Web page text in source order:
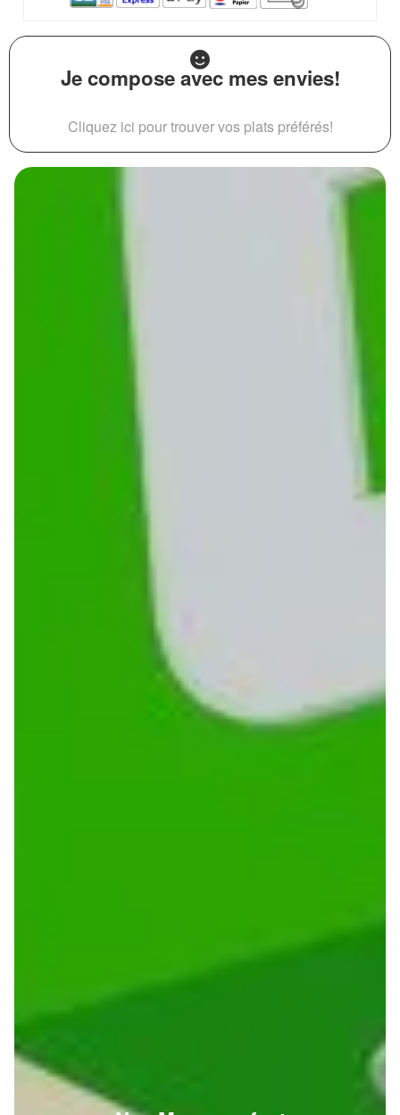
Je compose avec mes envies!
Cliquez ici pour trouver vos plats préférés!